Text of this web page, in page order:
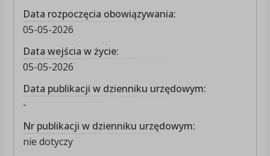
Data rozpoczęcia obowiązywania:
05-05-2026
Data wejścia w życie:
05-05-2026
Data publikacji w dzienniku urzędowym:
-
Nr publikacji w dzienniku urzędowym:
nie dotyczy